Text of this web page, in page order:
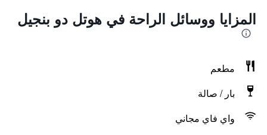
المزايا ووسائل الراحة في هوتل دو بنجيل
مطعم
بار / صالة
واي فاي مجاني